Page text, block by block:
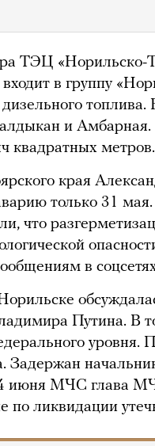
ТЭЦ «Норильско-
в группу
дизельного топлива.
и
квадратных метров.
края
только 31
что
в
Путина. В
уровня.
Задержан
4 июня МЧС глава
по ликвидации